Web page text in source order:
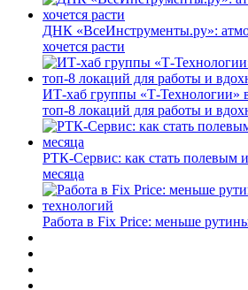
ДНК «ВсеИнструменты.ру»:
хочется расти
ИТ-хаб группы «Т-Технологии»
топ-8 локаций для работы и
РТК-Сервис: как стать полевым
месяца
Работа в Fix Price: меньше